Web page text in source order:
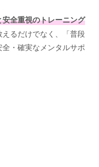
全重視のトレーニング
るだけでなく、「普段
・確実なメンタルサポ